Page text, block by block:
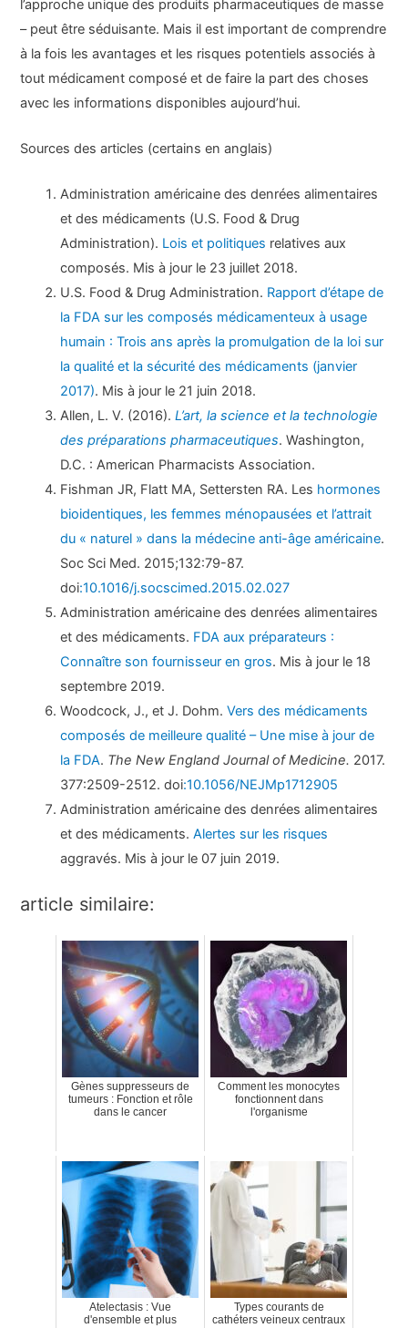
l’approche unique des produits pharmaceutiques de masse
– peut être séduisante. Mais il est important de comprendre
à la fois les avantages et les risques potentiels associés à
tout médicament composé et de faire la part des choses
avec les informations disponibles aujourd’hui.
Sources des articles (certains en anglais)
Administration américaine des denrées alimentaires
et des médicaments (U.S. Food & Drug
Administration). Lois et politiques relatives aux
composés. Mis à jour le 23 juillet 2018.
U.S. Food & Drug Administration. Rapport d’étape de
la FDA sur les composés médicamenteux à usage
humain : Trois ans après la promulgation de la loi sur
la qualité et la sécurité des médicaments (janvier
2017). Mis à jour le 21 juin 2018.
Allen, L. V. (2016).L’art, la science et la technologie
des préparations pharmaceutiques. Washington,
D.C. : American Pharmacists Association.
Fishman JR, Flatt MA, Settersten RA. Les hormones
bioidentiques, les femmes ménopausées et l’attrait
du « naturel » dans la médecine anti-âge américaine.
Soc Sci Med. 2015;132:79-87.
doi:10.1016/j.socscimed.2015.02.027
Administration américaine des denrées alimentaires
et des médicaments. FDA aux préparateurs :
Connaître son fournisseur en gros. Mis à jour le 18
septembre 2019.
Woodcock, J., et J. Dohm.Vers des médicaments
composés de meilleure qualité – Une mise à jour de
la FDA. The New England Journal of Medicine. 2017.
377:2509-2512. doi:10.1056/NEJMp1712905
Administration américaine des denrées alimentaires
et des médicaments.Alertes sur les risques
aggravés. Mis à jour le 07 juin 2019.
article similaire:
Gènes suppresseurs de
tumeurs : Fonction et rôle
dans le cancer
Comment les monocytes
fonctionnent dans
l'organisme
Atelectasis : Vue
d'ensemble et plus
Types courants de
cathéters veineux centraux